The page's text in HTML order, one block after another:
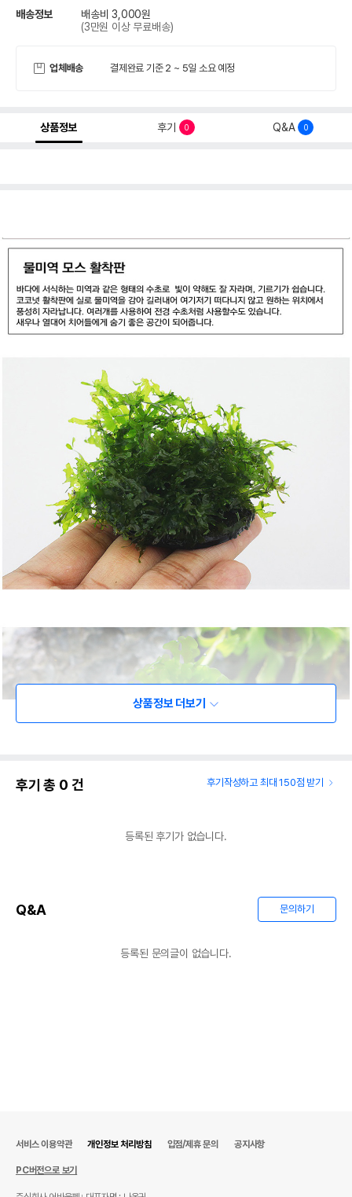
배송정보
배송비 3,000원
(3만원 이상 무료배송)
업체배송 결제완료 기준 2 ~ 5일 소요 예정
상품정보 후기 0 Q&A 0
상품정보 더보기
후기 총 0 건 후기작성하고 최대 150점 받기
등록된 후기가 없습니다.
Q&A 문의하기
등록된 문의글이 없습니다.
서비스 이용약관 개인정보 처리방침 입점/제휴 문의 공지사항
PC버전으로 보기